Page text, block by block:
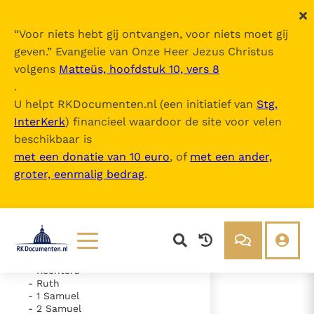
“Voor niets hebt gij ontvangen, voor niets moet gij
geven.” Evangelie van Onze Heer Jezus Christus
volgens Matteüs, hoofdstuk 10, vers 8
.
U helpt RKDocumenten.nl (een initiatief van Stg.
InterKerk) financieel waardoor de site voor velen
beschikbaar is
met een donatie van 10 euro, of met een ander,
groter, eenmalig bedrag.
Lezen
Documenten
Over ons
De Bijbel
Inhoudsopgave
uitklappen
- Oude Testament
- Exodus
- Numeri
- Deuteronomium
- Rechters
- Ruth
- 1 Samuel
- 2 Samuel
- Psalm 2